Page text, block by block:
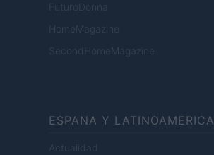
FuturoDonna
HomeMagazine
SecondHomeMagazine
ESPANA Y LATINOAMERICA
Actualidad